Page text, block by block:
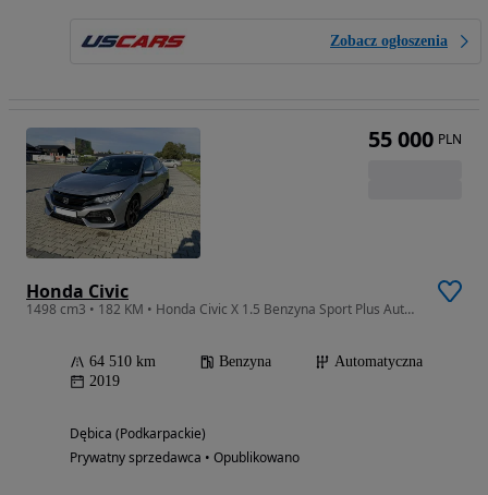
Zobacz ogłoszenia
Honda Civic
1498 cm3 • 182 KM • Honda Civic X 1.5 Benzyna Sport Plus Automat
64 510 km Benzyna
Automatyczna
2019
Dębica (Podkarpackie)
Prywatny sprzedawca • Opublikowano
55 000 PLN